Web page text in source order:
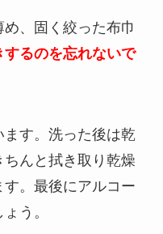
、固く絞った布巾
るのを忘れないで
す。洗った後は乾
んと拭き取り乾燥
。最後にアルコー
う。